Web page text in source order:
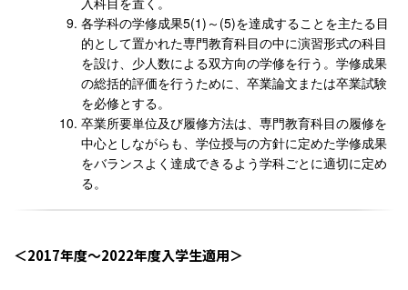
各学科の学修成果5(1)～(5)を達成することを主たる目
的として置かれた専門教育科目の中に演習形式の科目
を設け、少人数による双方向の学修を行う。学修成果
の総括的評価を行うために、卒業論文または卒業試験
を必修とする。
卒業所要単位及び履修方法は、専門教育科目の履修を
中心としながらも、学位授与の方針に定めた学修成果
をバランスよく達成できるよう学科ごとに適切に定め
る。
2017年度〜2022年度入学生適用